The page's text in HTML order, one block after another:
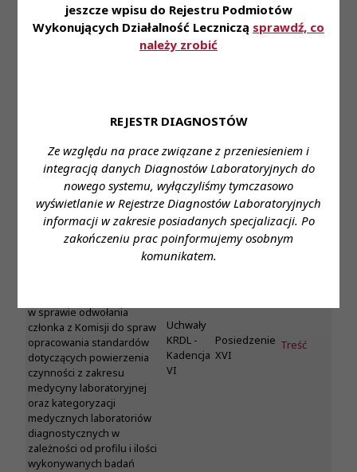
jeszcze wpisu do Rejestru Podmiotów
Wykonujących Działalność Leczniczą sprawdź, co
należy zrobić
REJESTR DIAGNOSTÓW
Ze względu na prace związane z przeniesieniem i
integracją danych Diagnostów Laboratoryjnych do
nowego systemu, wyłączyliśmy tymczasowo
wyświetlanie w Rejestrze Diagnostów Laboratoryjnych
informacji w zakresie posiadanych specjalizacji. Po
zakończeniu prac poinformujemy osobnym
komunikatem.
podziału czynności między
członków Prezydium
Krajowej Rady Diagnostów
Laboratoryjnych VI Kadencji
VI
Laboratoryjnych z dnia
w sprawie odwołania
członka z Zespołu do spraw
laboratoryjnej hematologii
medycznej
Uchwały
Kadencja
VI
XVI
Uchwała Nr 227/VI/2025
Krajowej Rady
w sprawie odwołania
członka z Komisji do spraw
opracowania standardów
dotyczących powierzenia
czynności z zakresu
medycyny laboratoryjnej
oraz kategoryzacji
medycznych laboratoriów
diagnostycznych w
zależności od profilu i ilości
wykonywanych badań
Uchwały
KRDL -
Kadencja
VI
Posiedzenie
XVI
Treść